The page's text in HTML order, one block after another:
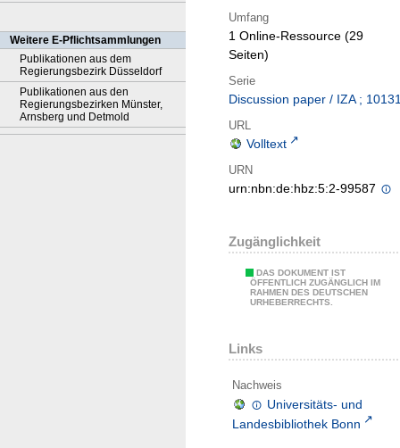
Weitere E-Pflichtsammlungen
Publikationen aus dem
Regierungsbezirk Düsseldorf
Publikationen aus den
Regierungsbezirken Münster,
Arnsberg und Detmold
Umfang
1 Online-Ressource (29
Seiten)
Serie
Discussion paper / IZA ;
URL
Volltext
URN
urn:nbn:de:hbz:5:2-99587
Zugänglichkeit
DAS DOKUMENT IST
ÖFFENTLICH ZUGÄNGLICH IM
RAHMEN DES DEUTSCHEN
URHEBERRECHTS.
Links
Nachweis
Universitäts- und
Landesbibliothek Bonn